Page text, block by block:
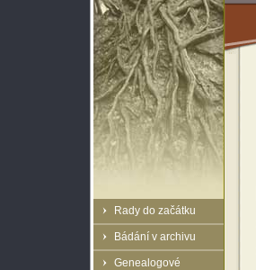
Rady do začátku
Bádání v archivu
Genealogové